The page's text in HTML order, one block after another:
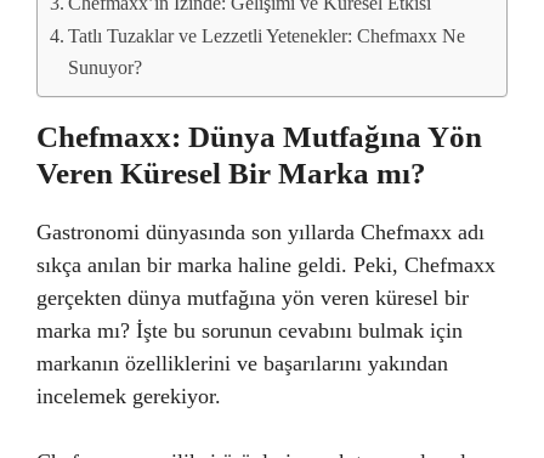
Tatlı Tuzaklar ve Lezzetli Yetenekler: Chefmaxx Ne
Sunuyor?
Chefmaxx: Dünya Mutfağına Yön
Veren Küresel Bir Marka mı?
Gastronomi dünyasında son yıllarda Chefmaxx adı
sıkça anılan bir marka haline geldi. Peki, Chefmaxx
gerçekten dünya mutfağına yön veren küresel bir
marka mı? İşte bu sorunun cevabını bulmak için
markanın özelliklerini ve başarılarını yakından
incelemek gerekiyor.